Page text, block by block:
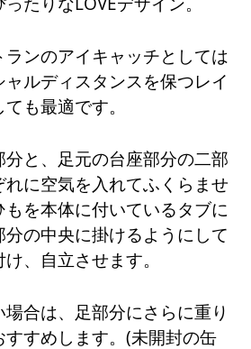
ランのアイキャッチとしては
ルディスタンスを保つレイ
も最適です。
と、足元の台座部分の二部
に空気を入れてふくらませ
を本体に付いているタブに
の中央に掛けるようにして
、自立させます。
合は、足部分にさらに重り
すすめします。(未開封の缶